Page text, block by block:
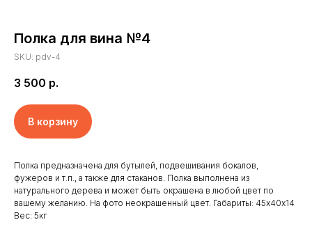
Полка для вина №4
SKU: pdv-4
3 500 р.
В корзину
Полка предназначена для бутылей, подвешивания бокалов,
фужеров и т.п., а также для стаканов. Полка выполнена из
натурального дерева и может быть окрашена в любой цвет по
вашему желанию. На фото неокрашенный цвет. Габариты: 45х40х14
Вес: 5кг
Новости
Отзывы
Доставка и оплата
Главная